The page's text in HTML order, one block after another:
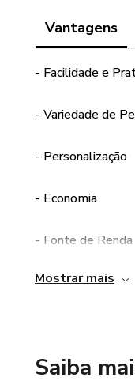
Vantagens
- Facilidade e
- Variedade de
- Personalização
- Economia
- Fonte de Renda
- Material Versátil
Mostrar mais
Saiba